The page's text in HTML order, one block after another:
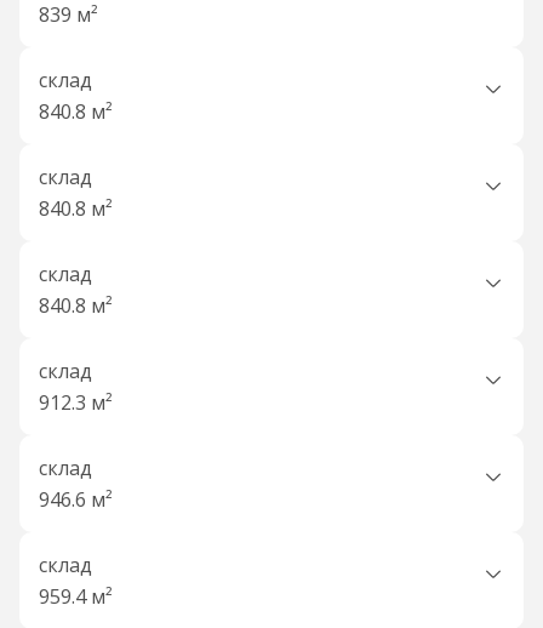
839 м²
склад
840.8 м²
склад
840.8 м²
склад
840.8 м²
склад
912.3 м²
склад
946.6 м²
склад
959.4 м²